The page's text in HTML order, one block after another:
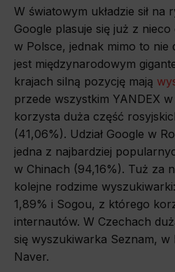
W światowym układzie sił
Google plasuje się już z
w Polsce, jednak mimo to nie
jest międzynarodowym
krajach silną pozycję mają
przede wszystkim YANDEX
korzysta duża część
(41,06%). Udział Google w
jedna z najbardziej
w Chinach (94,16%). Tuż za
kolejne rodzime
1,89% i Sogou, z którego
internautów. W Czechach
się wyszukiwarka Seznam, w
Naver.